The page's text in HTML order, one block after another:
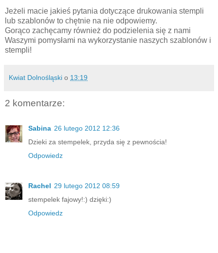
Jeżeli macie jakieś pytania dotyczące drukowania stempli
lub szablonów to chętnie na nie odpowiemy.
Gorąco zachęcamy również do podzielenia się z nami
Waszymi pomysłami na wykorzystanie naszych szablonów i
stempli!
Kwiat Dolnośląski o 13:19
2 komentarze:
Sabina 26 lutego 2012 12:36
Dzieki za stempelek, przyda się z pewnościa!
Odpowiedz
Rachel 29 lutego 2012 08:59
stempelek fajowy!:) dzięki:)
Odpowiedz